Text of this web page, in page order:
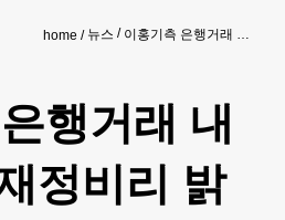
home 뉴스 이홍기측 은행거래 내역 확보...재정비리 밝혀질까
행거래 내
정비리 밝